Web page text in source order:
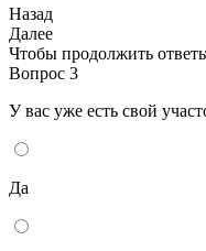
Назад
Далее
Чтобы продолжить
Вопрос 3
У вас уже есть свой
Да